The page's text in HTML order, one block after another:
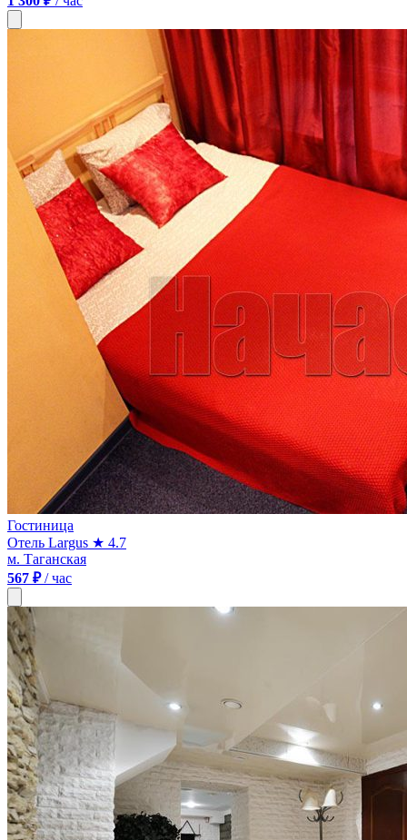
Гостиница
Отель Largus ★ 4.7
м. Таганская
567 ₽/ час